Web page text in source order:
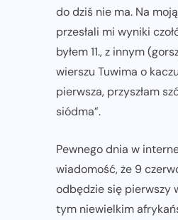
do dziś nie ma. Na
przesłali mi wyniki
byłem 11., z innym
wierszu Tuwima o
pierwsza, przyszłam
siódma”.
Pewnego dnia w
wiadomość, że 9
odbędzie się pierwszy
tym niewielkim